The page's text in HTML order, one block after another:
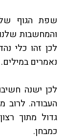
שפת הגוף
והמחשבות
לכן זהו כלי
נאמרים במילים.
לכן ישנה
העבודה. לרוב
גדול מתוך
כמבחן.